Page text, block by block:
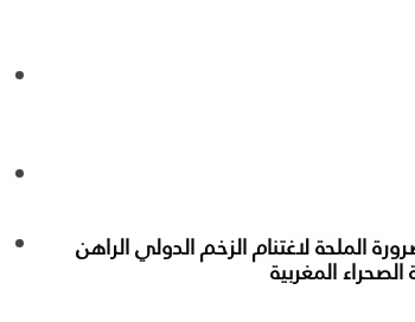
الملحة لاغتنام الزخم الدولي الراهن
المغربية